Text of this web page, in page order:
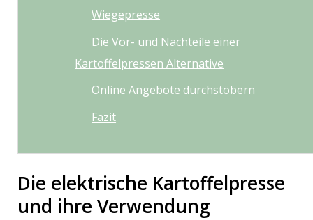
Wiegepresse
Die Vor- und Nachteile einer
Kartoffelpressen Alternative
Online Angebote durchstöbern
Fazit
Die elektrische Kartoffelpresse
und ihre Verwendung